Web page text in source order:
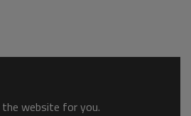
website for you.